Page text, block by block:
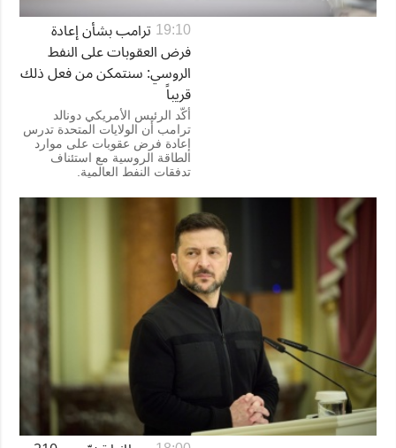
19:10 ترامب بشأن إعادة
فرض العقوبات على النفط
الروسي: سنتمكن من فعل ذلك
قريباً
أكّد الرئيس الأمريكي دونالد
ترامب أن الولايات المتحدة تدرس
إعادة فرض عقوبات على موارد
الطاقة الروسية مع استئناف
تدفقات النفط العالمية.